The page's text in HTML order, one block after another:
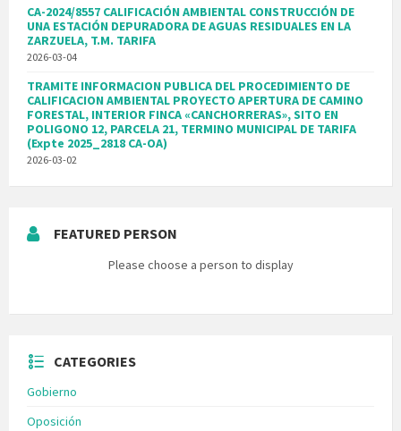
CA-2024/8557 CALIFICACIÓN AMBIENTAL CONSTRUCCIÓN DE
UNA ESTACIÓN DEPURADORA DE AGUAS RESIDUALES EN LA
ZARZUELA, T.M. TARIFA
2026-03-04
TRAMITE INFORMACION PUBLICA DEL PROCEDIMIENTO DE
CALIFICACION AMBIENTAL PROYECTO APERTURA DE CAMINO
FORESTAL, INTERIOR FINCA «CANCHORRERAS», SITO EN
POLIGONO 12, PARCELA 21, TERMINO MUNICIPAL DE TARIFA
(Expte 2025_2818 CA-OA)
2026-03-02
FEATURED PERSON
Please choose a person to display
CATEGORIES
Gobierno
Oposición